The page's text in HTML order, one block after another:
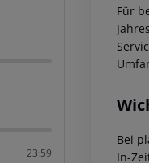
23:59
Für
Bei
In-